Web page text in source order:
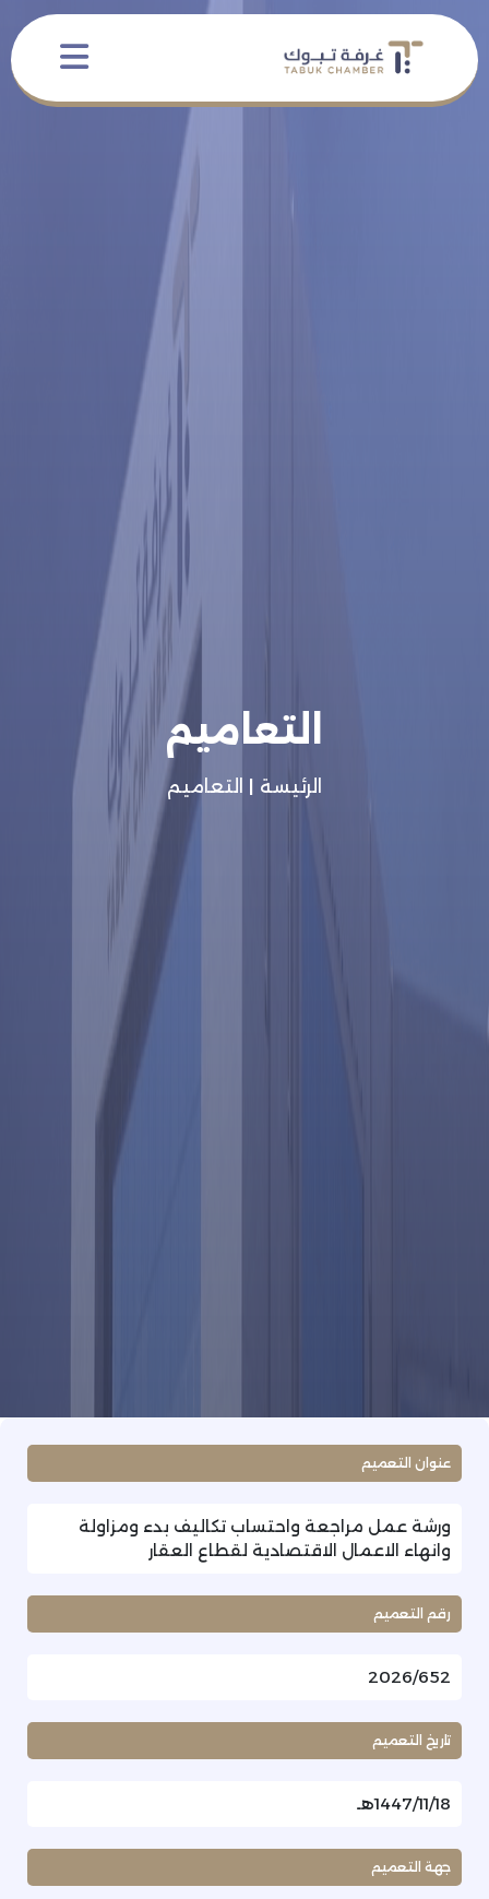
التعاميم
الرئيسة | التعاميم
عنوان التعميم
ورشة عمل مراجعة واحتساب تكاليف بدء ومزاولة
وانهاء الاعمال الاقتصادية لقطاع العقار
رقم التعميم
2026/652
تاريخ التعميم
1447/11/18هـ
جهة التعميم